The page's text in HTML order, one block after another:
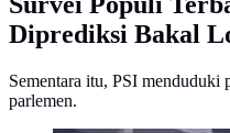
Diprediksi Bakal
Sementara itu, PSI
parlemen.